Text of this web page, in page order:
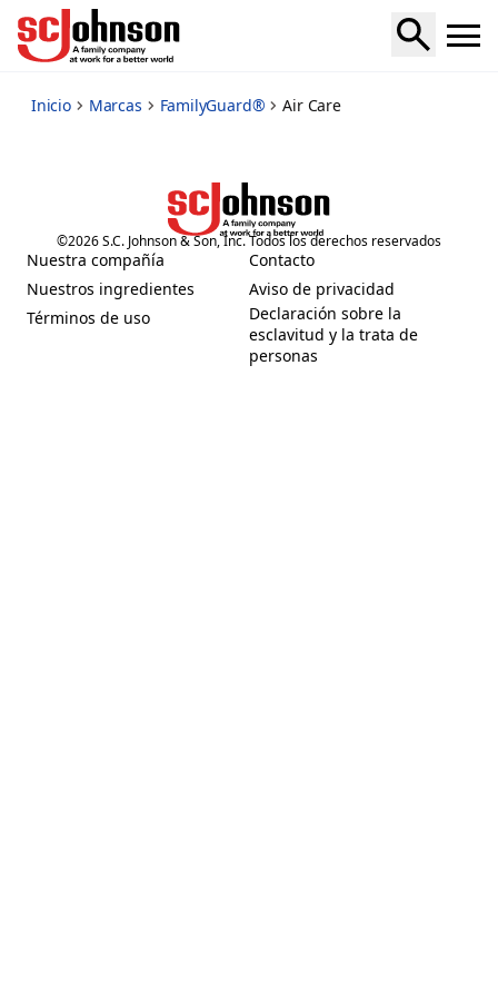
air-care
Inicio Marcas FamilyGuard® Air Care
©2026S.C. Johnson & Son, Inc. Todos los derechos reservados
Nuestra compañía
(Opens in a new tab)
Nuestros ingredientes
(Opens in a new tab)
Términos de uso
(Opens in a new tab)
Contacto
(Opens in a new tab)
Aviso de privacidad
(Opens in a new tab)
Declaración sobre la
esclavitud y la trata de
personas
(Opens in a new tab)